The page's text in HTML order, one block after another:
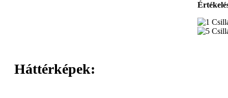
Háttérképek: